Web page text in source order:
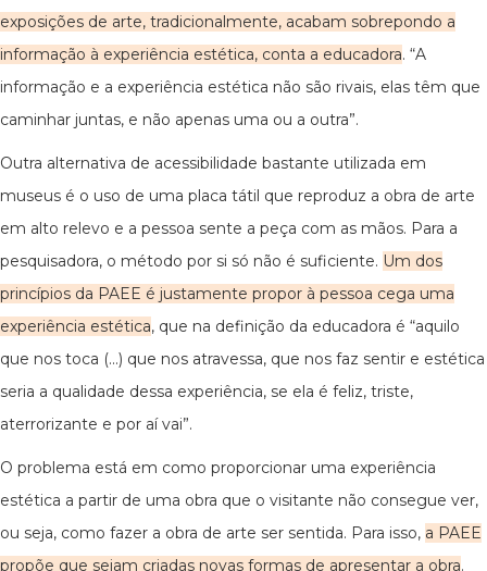
exposições de arte, tradicionalmente, acabam sobrepondo a
informação à experiência estética, conta a educadora. “A
informação e a experiência estética não são rivais, elas têm que
caminhar juntas, e não apenas uma ou a outra”.
Outra alternativa de acessibilidade bastante utilizada em
museus é o uso de uma placa tátil que reproduz a obra de arte
em alto relevo e a pessoa sente a peça com as mãos. Para a
pesquisadora, o método por si só não é suficiente. Um dos
princípios da PAEE é justamente propor à pessoa cega uma
experiência estética, que na definição da educadora é “aquilo
que nos toca (...) que nos atravessa, que nos faz sentir e estética
seria a qualidade dessa experiência, se ela é feliz, triste,
aterrorizante e por aí vai”.
O problema está em como proporcionar uma experiência
estética a partir de uma obra que o visitante não consegue ver,
ou seja, como fazer a obra de arte ser sentida. Para isso, a PAEE
propõe que sejam criadas novas formas de apresentar a obra.